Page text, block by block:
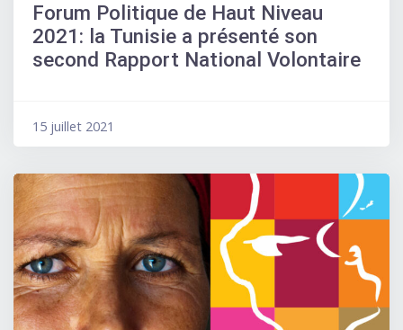
Forum Politique de Haut Niveau
2021: la Tunisie a présenté son
second Rapport National Volontaire
15 juillet 2021